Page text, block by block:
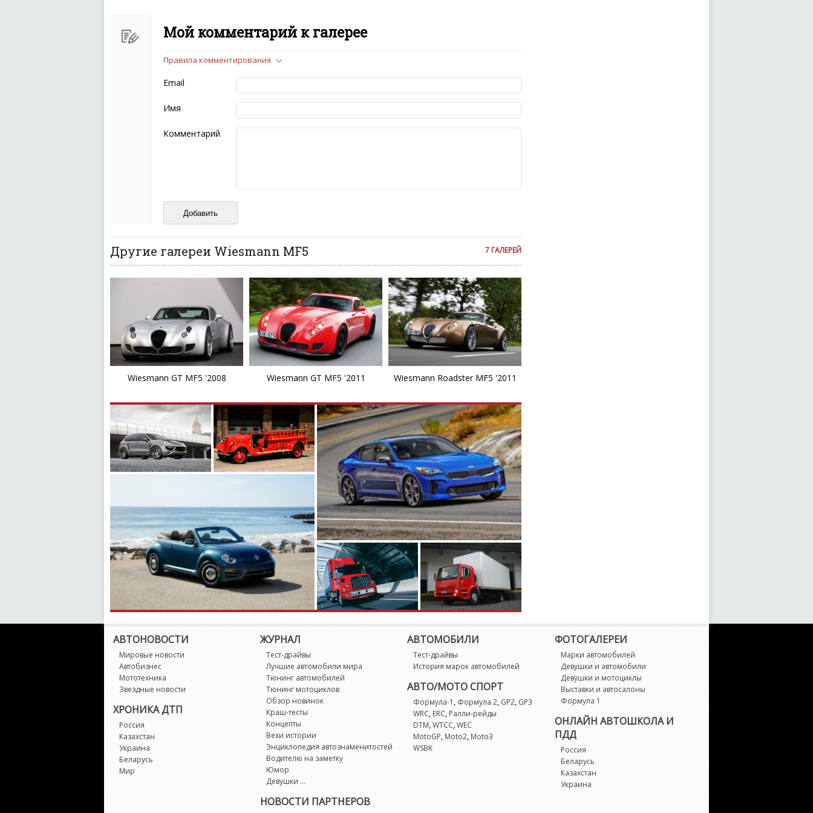
Мой комментарий к галерее
Чтобы ваш комментарий был опубликован на сайте, вам нужно придерживаться
следующих правил:
Комментарий не может быть слишком короткой — избегайте односложных и чисто
эмоциональных высказываний.
Не стоит отклоняться от предмета обсуждения.
Пожалуйста, не используйте в комментарие оскорбления и нецензурную лексику, а
также призывы к насилию и высказывания, направленные на разжигание расовой,
И запаситесь терпением, все комментарии публикуются только после модерации, поэтому
ваш отзыв может появиться на сайте с некоторым опозданием.
Правила комментирования
Email
Имя
Комментарий
7 ГАЛЕРЕЙ
Другие галереи Wiesmann MF5
Wiesmann GT MF5 '2008 Wiesmann GT MF5 '2011 Wiesmann Roadster MF5 '2011
АВТОНОВОСТИ
Мировые новости
Автобизнес
Мототехника
Звездные новости
ХРОНИКА ДТП
Россия
Казахстан
Украина
Беларусь
Мир
ЖУРНАЛ
Тест-драйвы
Лучшие автомобили мира
Тюнинг автомобилей
Тюнинг мотоциклов
Обзор новинок
Краш-тесты
Концепты
Вехи истории
Энциклопедия автознаменитостей
Водителю на заметку
Юмор
Девушки ...
НОВОСТИ ПАРТНЕРОВ
АВТОМОБИЛИ
Тест-драйвы
История марок автомобилей
АВТО/МОТО СПОРТ
Формула-1, Формула 2, GP2, GP3
WRC,ERC,Ралли-рейды
DTM,WTCC,WEC
MotoGP,Moto2,Moto3
WSBK
ФОТОГАЛЕРЕИ
Марки автомобилей
Девушки и автомобили
Девушки и мотоциклы
Выставки и автосалоны
Формула 1
ОНЛАЙН АВТОШКОЛА И
ПДД
Россия
Беларусь
Казахстан
Украина